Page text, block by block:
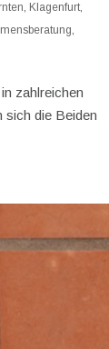
, Klagenfurt,
,
zahlreichen
sich die Beiden